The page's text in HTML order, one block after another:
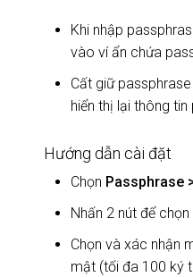
Khi nhập
vào ví ẩn chứa
Cất giữ
hiển thị lại thông
Hướng dẫn cài đặt
Chọn Passphrase
Nhấn 2 nút để chọn
Chọn và xác nhận
mật (tối đa 100 ký